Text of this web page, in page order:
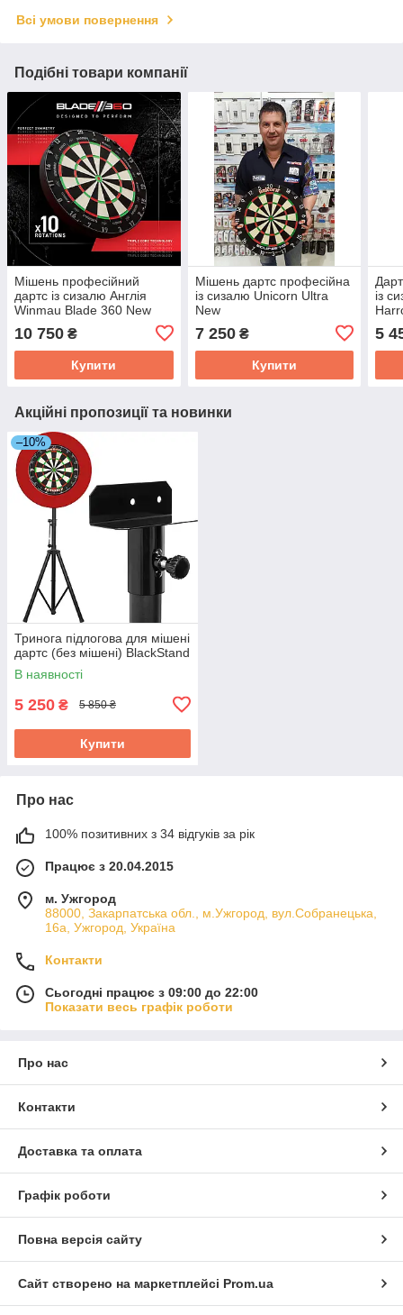
Всі умови повернення
Подібні товари компанії
Мішень професійний
дартс із сизалю Англія
Winmau Blade 360 New
захистом
10 750 ₴
Купити
Мішень дартс професійна
із сизалю Unicorn Ultra
New
7 250₴
Купити
із
5
Акційні пропозиції та новинки
–10%
Тринога підлогова для мішені
дартс (без мішені) BlackStand
В наявності
5 250 ₴ 5 850 ₴
Купити
Про нас
100% позитивних з 34 відгуків за рік
Працює з 20.04.2015
м. Ужгород
88000, Закарпатська обл., м.Ужгород, вул.Собранецька,
16а, Ужгород, Україна
Контакти
Сьогодні працює з 09:00 до 22:00
Показати весь графік роботи
Про нас
Контакти
Доставка та оплата
Графік роботи
Повна версія сайту
Сайт створено на маркетплейсі Prom.ua